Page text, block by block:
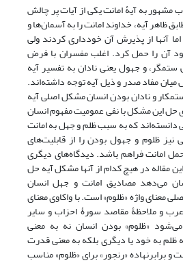
مشهور به آیۀ امانت یکی از آیات پر چالش
ظاهر آیه، خداوند امانت را به آسمان‌ها و
آنها از پذیرش آن خودداری کردند ولی
آن را حمل کرد. اغلب مفسران با فرض
ستمگر، و جهول یعنی نادان به تفسیر آیه
میان مفاد صدر و ذیل آیه توجه داشته‌اند.
و نادان بودن انسان مشکل اصلی آیه
حل این مشکل با نفی عمومیت مفهوم انسان
دانسته‌اند که به سبب ظلم و جهل به امانت
نیز ظلوم و جهول بودن را از قابلیت‌های
امانت فراهم باشد. دیدگاه‌های دیگری
مقاله در هیچ کدام از آنها مشکل آیه حل
می‌دهد مصادیق امانت و جهل انسان
معنای واژه «ظلوم» است. با واکاوی معنای
و ملاحظۀ مقاصد سورۀ احزاب و سایر
«ظلوم» بودن انسان نه به معنی
ظلم به خود یا دیگری بلکه به معنی قدرت
برابرنهاده «رنجور» برای «ظلوم» مناسب